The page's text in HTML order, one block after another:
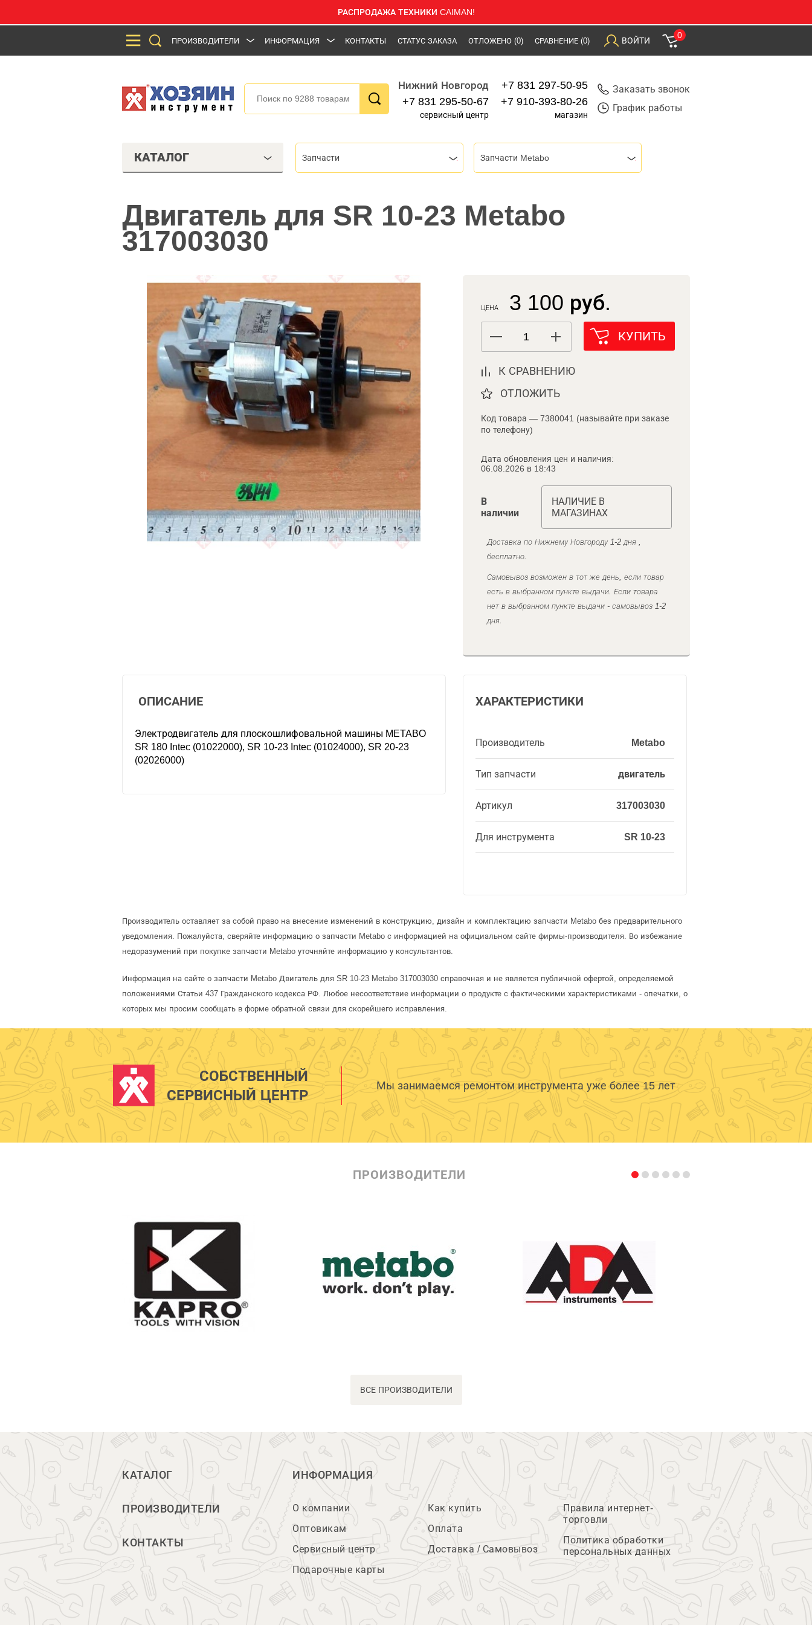
РАСПРОДАЖА ТЕХНИКИ CAIMAN!
ПРОИЗВОДИТЕЛИ ИНФОРМАЦИЯ КОНТАКТЫ СТАТУС ЗАКАЗА ОТЛОЖЕНО (0) СРАВНЕНИЕ (0) ВОЙТИ
0
Нижний Новгород
+7 831 295-50-67
сервисный центр
+7 831 297-50-95
+7 910-393-80-26
магазин
Заказать звонок
График работы
КАТАЛОГ Запчасти Запчасти Metabo
Двигатель для SR 10-23 Metabo
317003030
ЦЕНА 3 100 руб.
КУПИТЬ
К СРАВНЕНИЮ
ОТЛОЖИТЬ
Код товара — 7380041 (называйте при заказе
по телефону)
Дата обновления цен и наличия:
06.08.2026 в 18:43
В
наличии
НАЛИЧИЕ В
МАГАЗИНАХ
Доставка по Нижнему Новгороду 1-2 дня ,
бесплатно.
Самовывоз возможен в тот же день, если товар
есть в выбранном пункте выдачи. Если товара
нет в выбранном пункте выдачи - самовывоз 1-2
дня.
ХАРАКТЕРИСТИКИ
Производитель Metabo
Тип запчасти двигатель
Артикул 317003030
Для инструмента SR 10-23
ОПИСАНИЕ
Электродвигатель для плоскошлифовальной машины METABO
SR 180 Intec (01022000), SR 10-23 Intec (01024000), SR 20-23
(02026000)
Производитель оставляет за собой право на внесение изменений в конструкцию, дизайн и комплектацию запчасти Metabo без предварительного
уведомления. Пожалуйста, сверяйте информацию о запчасти Metabo с информацией на официальном сайте фирмы-производителя. Во избежание
недоразумений при покупке запчасти Metabo уточняйте информацию у консультантов.
Информация на сайте о запчасти Metabo Двигатель для SR 10-23 Metabo 317003030 справочная и не является публичной офертой, определяемой
положениями Статьи 437 Гражданского кодекса РФ. Любое несоответствие информации о продукте с фактическими характеристиками - опечатки, о
которых мы просим сообщать в форме обратной связи для скорейшего исправления.
СОБСТВЕННЫЙ
СЕРВИСНЫЙ ЦЕНТР
Мы занимаемся ремонтом инструмента уже более 15 лет
ПРОИЗВОДИТЕЛИ
ВСЕ ПРОИЗВОДИТЕЛИ
КАТАЛОГ
ПРОИЗВОДИТЕЛИ
КОНТАКТЫ
ИНФОРМАЦИЯ
О компании
Оптовикам
Сервисный центр
Подарочные карты
Как купить
Оплата
Доставка / Самовывоз
Правила интернет-
торговли
Политика обработки
персональных данных